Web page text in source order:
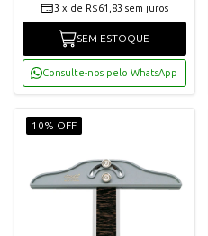
3 x de R$61,83 sem juros
SEM ESTOQUE
Consulte-nos pelo WhatsApp
10% OFF